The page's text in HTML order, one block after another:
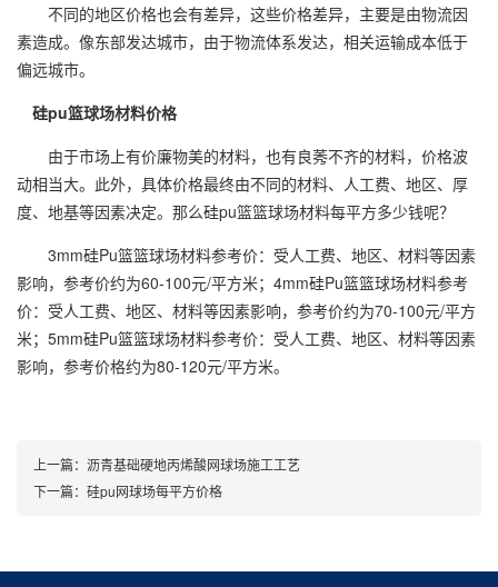
不同的地区价格也会有差异，这些价格差异，主要是由物流因
素造成。像东部发达城市，由于物流体系发达，相关运输成本低于
偏远城市。
硅pu篮球场材料价格
由于市场上有价廉物美的材料，也有良莠不齐的材料，价格波
动相当大。此外，具体价格最终由不同的材料、人工费、地区、厚
度、地基等因素决定。那么硅pu篮篮球场材料每平方多少钱呢？
3mm硅Pu篮篮球场材料参考价：受人工费、地区、材料等因素
影响，参考价约为60-100元/平方米；4mm硅Pu篮篮球场材料参考
价：受人工费、地区、材料等因素影响，参考价约为70-100元/平方
米；5mm硅Pu篮篮球场材料参考价：受人工费、地区、材料等因素
影响，参考价格约为80-120元/平方米。
上一篇： 沥青基础硬地丙烯酸网球场施工工艺
下一篇： 硅pu网球场每平方价格